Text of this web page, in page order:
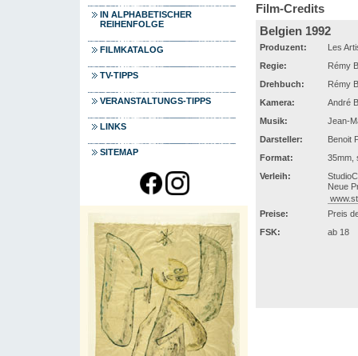
IN ALPHABETISCHER
REIHENFOLGE
FILMKATALOG
TV-TIPPS
VERANSTALTUNGS-TIPPS
LINKS
SITEMAP
Film-Credits
Belgien 1992
Produzent:
Les
Regie:
Rémy
Drehbuch:
Rémy
Kamera:
André
Musik:
Jean-
Darsteller:
Benoit
Format:
35mm,
Verleih:
Neue
Preise:
Preis
FSK:
ab 18